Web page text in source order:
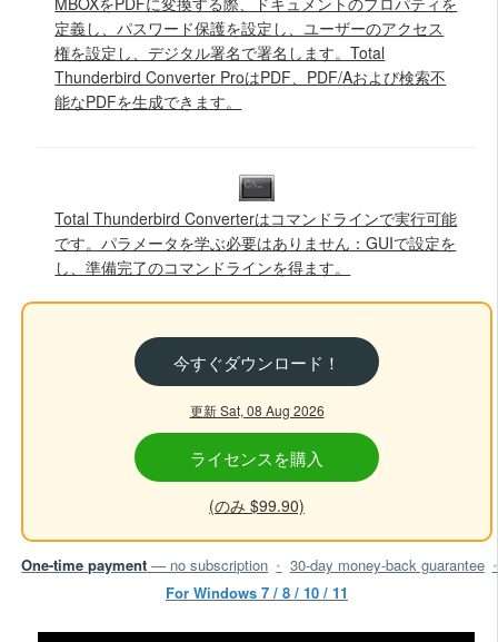
定義し、パスワード保護を設定し、ユーザーのアクセス
権を設定し、デジタル署名で署名します。Total
Thunderbird Converter ProはPDF、PDF/Aおよび検索不
能なPDFを生成できます。
Total Thunderbird Converterはコマンドラインで実行可能
です。パラメータを学ぶ必要はありません：GUIで設定を
し、準備完了のコマンドラインを得ます。
今すぐダウンロード！
更新 Sat, 08 Aug 2026
ライセンスを購入
(のみ $99.90)
One-time payment — no subscription • 30-day money-back guarantee •
For Windows 7 / 8 / 10 / 11